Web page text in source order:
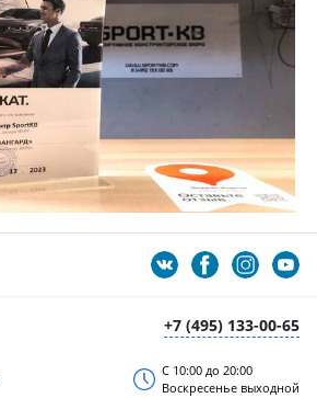
+7 (495) 133-00-65
С 10:00 до 20:00
Воскресенье выходной